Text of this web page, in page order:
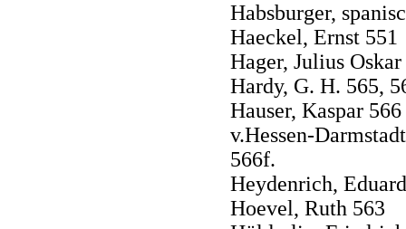
Habsburger,
Haeckel, Ernst 551
Hager, Julius
Hardy, G. H. 565,
Hauser, Kaspar 566
v.Hessen-
566f.
Heydenrich,
Hoevel, Ruth 563